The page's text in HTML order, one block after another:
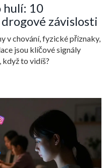
hulí: 10
závislosti
v chování, fyzické příznaky,
jsou klíčové signály
když to vidíš?